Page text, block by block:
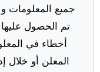
جميع المعلومات
تم الحصول
أخطاء في
المعلن أو خلال